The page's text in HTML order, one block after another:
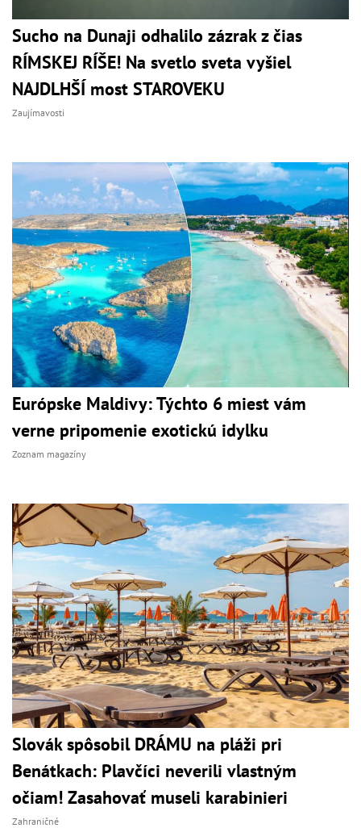
Sucho na Dunaji odhalilo zázrak z čias
RÍMSKEJ RÍŠE! Na svetlo sveta vyšiel
NAJDLHŠÍ most STAROVEKU
Zaujímavosti
Európske Maldivy: Týchto 6 miest vám
verne pripomenie exotickú idylku
Zoznam magazíny
Slovák spôsobil DRÁMU na pláži pri
Benátkach: Plavčíci neverili vlastným
očiam! Zasahovať museli karabinieri
Zahraničné